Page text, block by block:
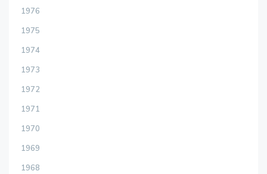
1976
1975
1974
1973
1972
1971
1970
1969
1968